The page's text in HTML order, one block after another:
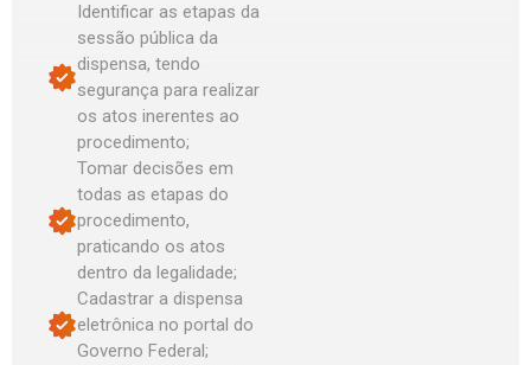
Identificar as etapas da
sessão pública da
dispensa, tendo
segurança para realizar
os atos inerentes ao
procedimento;
Tomar decisões em
todas as etapas do
procedimento,
praticando os atos
dentro da legalidade;
Cadastrar a dispensa
eletrônica no portal do
Governo Federal;